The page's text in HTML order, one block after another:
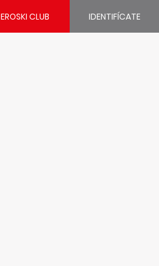
EROSKI CLUB IDENTIFÍCATE